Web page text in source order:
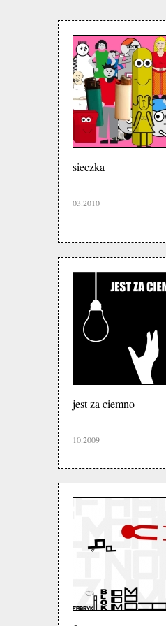
sieczka
03.2010
jest za ciemno
10.2009